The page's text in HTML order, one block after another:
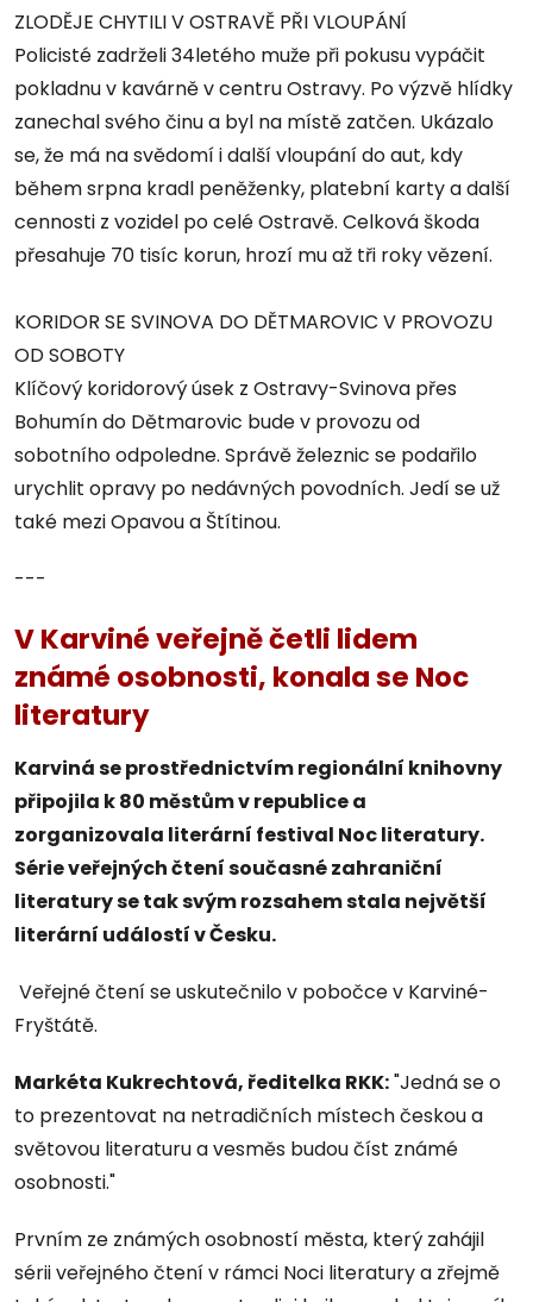
ZLODĚJE CHYTILI V OSTRAVĚ PŘI VLOUPÁNÍ
Policisté zadrželi 34letého muže při pokusu vypáčit
pokladnu v kavárně v centru Ostravy. Po výzvě hlídky
zanechal svého činu a byl na místě zatčen. Ukázalo
se, že má na svědomí i další vloupání do aut, kdy
během srpna kradl peněženky, platební karty a další
cennosti z vozidel po celé Ostravě. Celková škoda
přesahuje 70 tisíc korun, hrozí mu až tři roky vězení.
KORIDOR SE SVINOVA DO DĚTMAROVIC V PROVOZU
OD SOBOTY
Klíčový koridorový úsek z Ostravy-Svinova přes
Bohumín do Dětmarovic bude v provozu od
sobotního odpoledne. Správě železnic se podařilo
urychlit opravy po nedávných povodních. Jedí se už
také mezi Opavou a Štítinou.
---
V Karviné veřejně četli lidem
známé osobnosti, konala se Noc
literatury
Karviná se prostřednictvím regionální knihovny
připojila k 80 městům v republice a
zorganizovala literární festival Noc literatury.
Série veřejných čtení současné zahraniční
literatury se tak svým rozsahem stala největší
literární událostí v Česku.
Veřejné čtení se uskutečnilo v pobočce v Karviné-
Fryštátě.
Markéta Kukrechtová, ředitelka RKK:"Jedná se o
to prezentovat na netradičních místech českou a
světovou literaturu a vesměs budou číst známé
osobnosti."
Prvním ze známých osobností města, který zahájil
sérii veřejného čtení v rámci Noci literatury a zřejmě